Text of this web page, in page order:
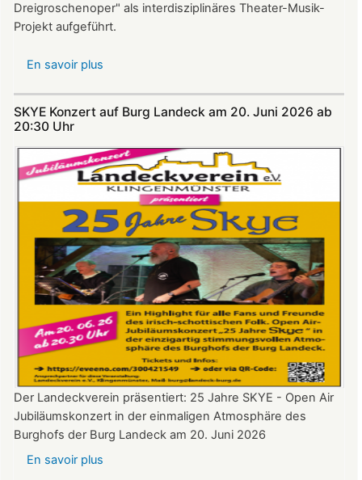
Dreigroschenoper" als interdisziplinäres Theater-Musik-
Projekt aufgeführt.
En savoir plus
Theatersommer
Burg
Landeck
SKYE Konzert auf Burg Landeck am 20. Juni 2026 ab
20:30 Uhr​​​​​​​​​​​​​​
Der Landeckverein präsentiert: 25 Jahre SKYE - Open Air
Jubiläumskonzert in der einmaligen Atmosphäre des
Burghofs der Burg Landeck am 20. Juni 2026
En savoir plus